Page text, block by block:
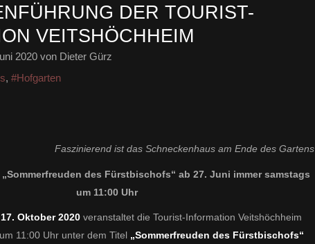
DER TOURIST-
VEITSHÖCHHEIM
2020 von Dieter Gürz
, #Hofgarten
Faszinierend ist das Schneckenhaus am Ende des Gartens
des Fürstbischofs“ ab 27. Juni immer samstags
um 11:00 Uhr
Oktober 2020 veranstaltet die Tourist-Information Veitshöchheim
11:00 Uhr unter dem Titel „Sommerfreuden des Fürstbischofs“